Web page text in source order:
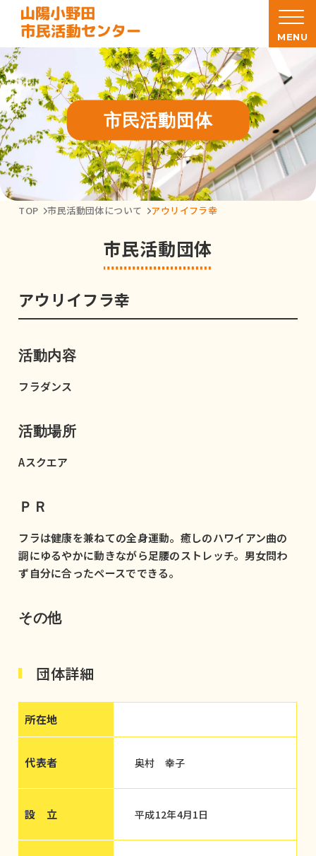
市民活動団体
MENU
TOP 市民活動団体について アウリイフラ幸
市民活動団体
アウリイフラ幸
活動内容
フラダンス
活動場所
Aスクエア
ＰＲ
フラは健康を兼ねての全身運動。癒しのハワイアン曲の
調にゆるやかに動きながら足腰のストレッチ。男女問わ
ず自分に合ったペースでできる。
その他
団体詳細
所在地
代表者 奥村 幸子
設 立 平成12年4月1日